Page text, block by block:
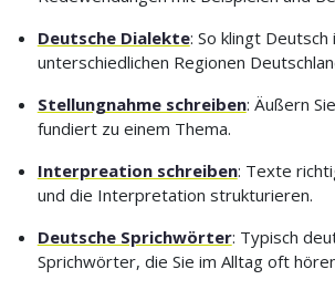
Deutsche Dialekte: So klingt Deutsch
unterschiedlichen Regionen
Stellungnahme schreiben: Äußern
fundiert zu einem Thema.
Interpreation schreiben: Texte
und die Interpretation strukturieren.
Deutsche Sprichwörter: Typisch
Sprichwörter, die Sie im Alltag oft